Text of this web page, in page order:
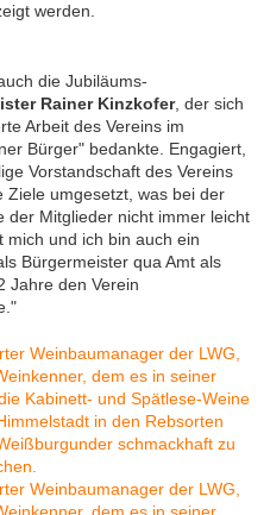
werden.
die Jubiläums-
Rainer Kinzkofer, der sich
Arbeit des Vereins im
Bürger" bedankte. Engagiert,
Vorstandschaft des Vereins
umgesetzt, was bei der
der Mitglieder nicht immer leicht
mich und ich bin auch ein
Bürgermeister qua Amt als
Jahre den Verein